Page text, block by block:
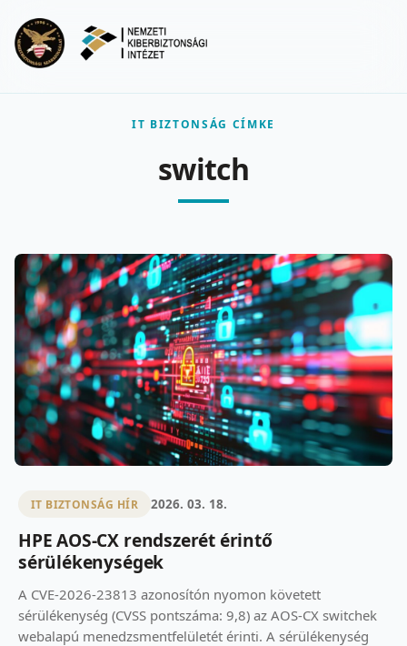
IT BIZTONSÁG CÍMKE
switch
IT BIZTONSÁG HÍR 2026. 03. 18.
HPE AOS-CX rendszerét érintő
sérülékenységek
A CVE-2026-23813 azonosítón nyomon követett
sérülékenység (CVSS pontszáma: 9,8) az AOS-CX switchek
webalapú menedzsmentfelületét érinti. A sérülékenység